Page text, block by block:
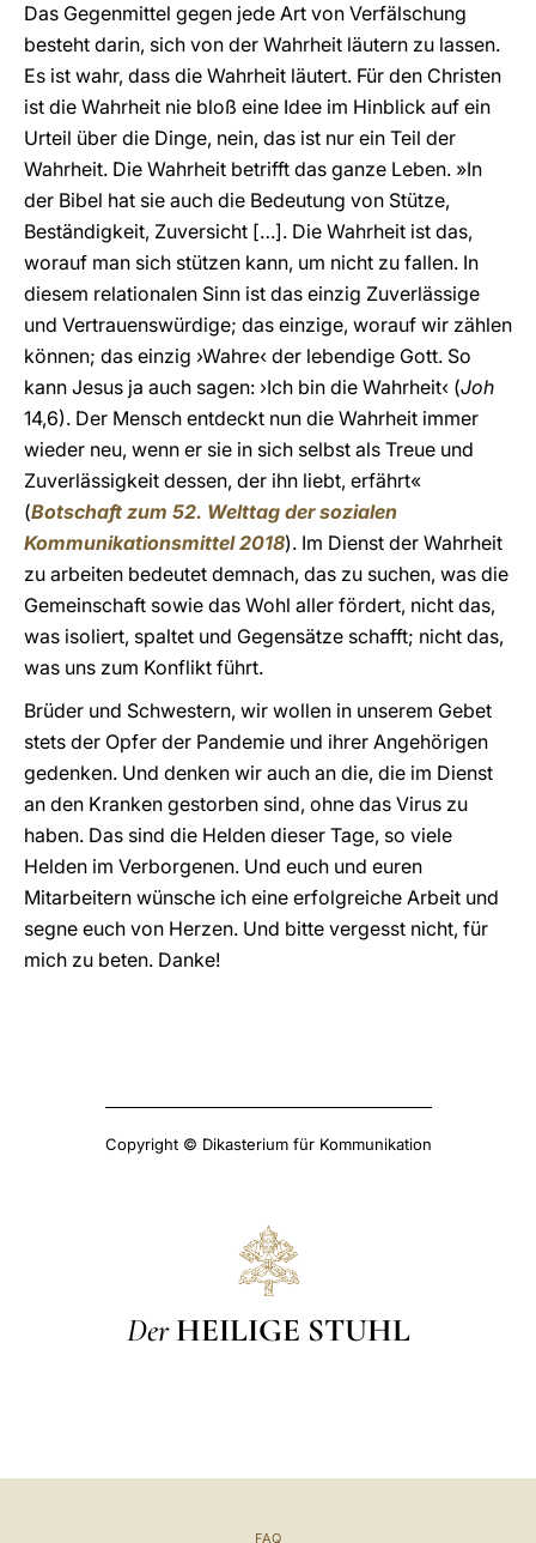
Das Gegenmittel gegen jede Art von Verfälschung
besteht darin, sich von der Wahrheit läutern zu lassen.
Es ist wahr, dass die Wahrheit läutert. Für den Christen
ist die Wahrheit nie bloß eine Idee im Hinblick auf ein
Urteil über die Dinge, nein, das ist nur ein Teil der
Wahrheit. Die Wahrheit betrifft das ganze Leben. »In
der Bibel hat sie auch die Bedeutung von Stütze,
Beständigkeit, Zuversicht […]. Die Wahrheit ist das,
worauf man sich stützen kann, um nicht zu fallen. In
diesem relationalen Sinn ist das einzig Zuverlässige
und Vertrauenswürdige; das einzige, worauf wir zählen
können; das einzig ›Wahre‹ der lebendige Gott. So
kann Jesus ja auch sagen: ›Ich bin die Wahrheit‹ (Joh
14,6). Der Mensch entdeckt nun die Wahrheit immer
wieder neu, wenn er sie in sich selbst als Treue und
Zuverlässigkeit dessen, der ihn liebt, erfährt«
(Botschaft zum 52. Welttag der sozialen
Kommunikationsmittel 2018). Im Dienst der Wahrheit
zu arbeiten bedeutet demnach, das zu suchen, was die
Gemeinschaft sowie das Wohl aller fördert, nicht das,
was isoliert, spaltet und Gegensätze schafft; nicht das,
was uns zum Konflikt führt.
Brüder und Schwestern, wir wollen in unserem Gebet
stets der Opfer der Pandemie und ihrer Angehörigen
gedenken. Und denken wir auch an die, die im Dienst
an den Kranken gestorben sind, ohne das Virus zu
haben. Das sind die Helden dieser Tage, so viele
Helden im Verborgenen. Und euch und euren
Mitarbeitern wünsche ich eine erfolgreiche Arbeit und
segne euch von Herzen. Und bitte vergesst nicht, für
mich zu beten. Danke!
Copyright © Dikasterium für Kommunikation
Der HEILIGE STUHL
FAQ